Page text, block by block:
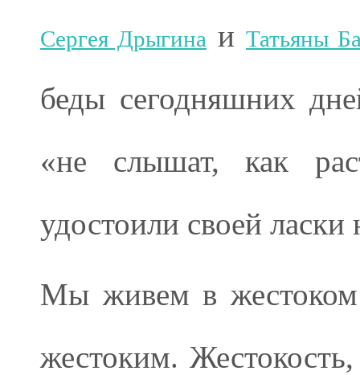
Сергея Дрыгина и Татьяны
беды сегодняшних
«не слышат, как
удостоили своей
Мы живем в жестоком
жестоким.